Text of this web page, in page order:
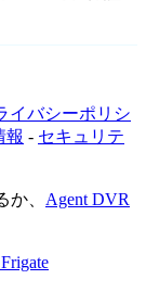
イバシーポリシ
報 - セキュリテ
か、 Agent DVR